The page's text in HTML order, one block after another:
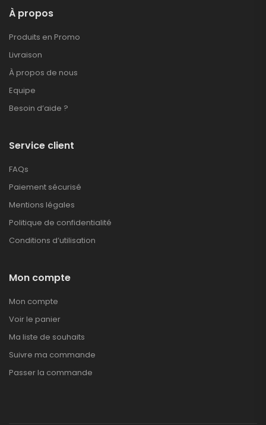
À propos
Produits en Promo
Livraison
À propos de nous
Equipe
Besoin d’aide ?
Service client
FAQs
Paiement sécurisé
Mentions légales
Politique de confidentialité
Conditions d’utilisation
Mon compte
Mon compte
Voir le panier
Ma liste de souhaits
Suivre ma commande
Passer la commande